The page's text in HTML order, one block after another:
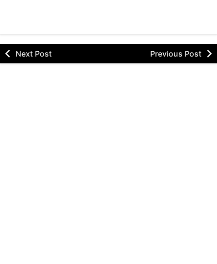
Next Post Previous Post